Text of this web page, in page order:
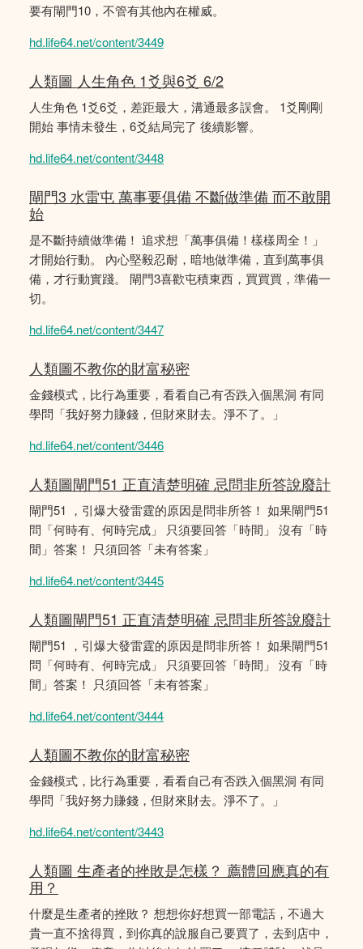
要有閘門10，不管有其他內在權威。
hd.life64.net/content/3449
人類圖 人生角色 1爻與6爻 6/2
人生角色 1爻6爻，差距最大，溝通最多誤會。 1爻剛剛
開始 事情未發生，6爻結局完了 後續影響。
hd.life64.net/content/3448
閘門3 水雷屯 萬事要俱備 不斷做準備 而不敢開
始
是不斷持續做準備！ 追求想「萬事俱備！樣樣周全！」
才開始行動。 內心堅毅忍耐，暗地做準備，直到萬事俱
備，才行動實踐。 閘門3喜歡屯積東西，買買買，準備一
切。
hd.life64.net/content/3447
人類圖不教你的財富秘密
金錢模式，比行為重要，看看自己有否跌入個黑洞 有同
學問「我好努力賺錢，但財來財去。淨不了。」
hd.life64.net/content/3446
人類圖閘門51 正直清楚明確 忌問非所答說廢計
閘門51 ，引爆大發雷霆的原因是問非所答！ 如果閘門51
問「何時有、何時完成」 只須要回答「時間」 沒有「時
間」答案！ 只須回答「未有答案」
hd.life64.net/content/3445
人類圖閘門51 正直清楚明確 忌問非所答說廢計
閘門51 ，引爆大發雷霆的原因是問非所答！ 如果閘門51
問「何時有、何時完成」 只須要回答「時間」 沒有「時
間」答案！ 只須回答「未有答案」
hd.life64.net/content/3444
人類圖不教你的財富秘密
金錢模式，比行為重要，看看自己有否跌入個黑洞 有同
學問「我好努力賺錢，但財來財去。淨不了。」
hd.life64.net/content/3443
人類圖 生產者的挫敗是怎樣？ 薦體回應真的有
用？
什麼是生產者的挫敗？ 想想你好想買一部電話，不過大
貴一直不捨得買，到你真的說服自己要買了，去到店中，